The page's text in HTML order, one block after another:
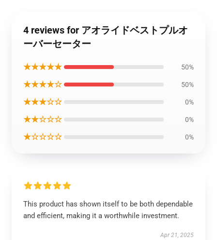
4 reviews for アオライドベストプルオ
ーバーセーター
★★★★★ 50%
★★★★☆ 50%
★★★☆☆ 0%
★★☆☆☆ 0%
★☆☆☆☆ 0%
This product has shown itself to be both dependable
and efficient, making it a worthwhile investment.
Apr 21, 2025